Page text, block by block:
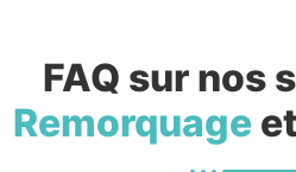
FAQ sur nos
Remorquageet